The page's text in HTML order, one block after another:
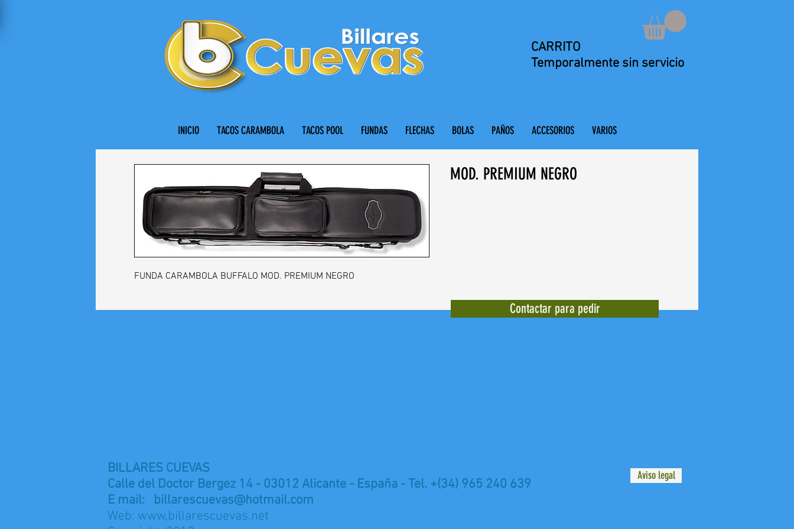
CARRITO
Temporalmente sin servicio
INICIO TACOS CARAMBOLA TACOS POOL FUNDAS FLECHAS BOLAS PAÑOS ACCESORIOS VARIOS
FUNDA CARAMBOLA BUFFALO MOD. PREMIUM NEGRO
MOD. PREMIUM NEGRO
Contactar para pedir
BILLARES CUEVAS
Calle del Doctor Bergez 14 - 03012 Alicante - España - Tel. +(34) 965 240 639
E mail: billarescuevas@hotmail.com
Web: www,billarescuevas.net
Aviso legal